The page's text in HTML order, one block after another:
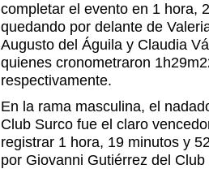
completar el evento en 1 hora,
quedando por delante de
Augusto del Águila y Claudia
quienes cronometraron
respectivamente.
En la rama masculina, el
Club Surco fue el claro
registrar 1 hora, 19 minutos y
por Giovanni Gutiérrez del